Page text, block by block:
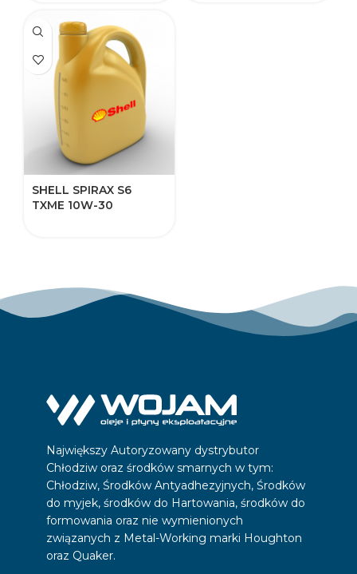
SHELL SPIRAX S6
TXME 10W-30
Największy Autoryzowany dystrybutor
Chłodziw oraz środków smarnych w tym:
Chłodziw, Środków Antyadhezyjnych, Środków
do myjek, środków do Hartowania, środków do
formowania oraz nie wymienionych
związanych z Metal-Working marki Houghton
oraz Quaker.